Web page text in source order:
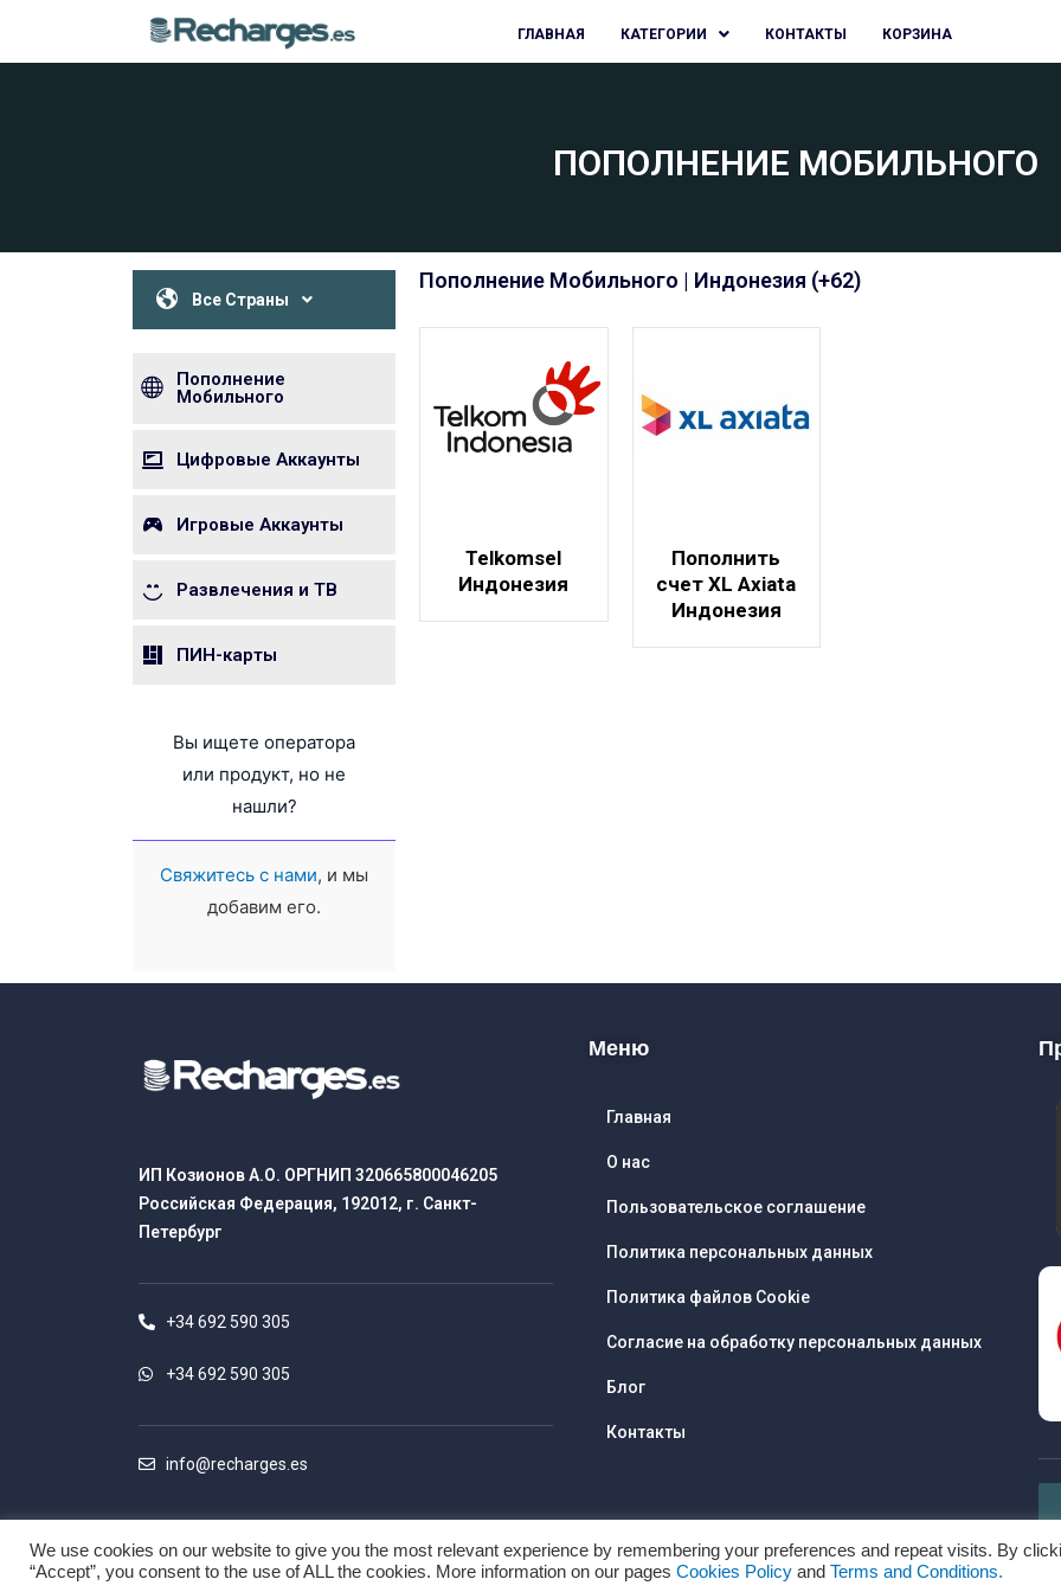
ГЛАВНАЯ КАТЕГОРИИ КОНТАКТЫ КОРЗИНА
ПОПОЛНЕНИЕ МОБИЛЬНОГО
Все Страны
Пополнение
Мобильного
Цифровые Аккаунты
Игровые Аккаунты
Развлечения и ТВ
ПИН-карты
Вы ищете оператора
или продукт, но не
нашли?
Свяжитесь с нами, и мы
добавим его.
Пополнение Мобильного | Индонезия (+62)
Telkomsel
Индонезия
Пополнить
счет XL Axiata
Индонезия
ИП Козионов А.О. ОРГНИП 320665800046205
Российская Федерация, 192012, г. Санкт-
Петербург
+34 692 590 305
+34 692 590 305
info@recharges.es
Меню
Главная
О нас
Пользовательское соглашение
Политика персональных данных
Политика файлов Cookie
Согласие на обработку персональных данных
Блог
Контакты
Copyright © Все права защищены www.recharges.es
We use cookies on our website to give you the most relevant experience by remembering your preferences and repeat visits. By
“Accept”, you consent to the use of ALL the cookies. More information on our pages Cookies Policy and Terms and Conditions.